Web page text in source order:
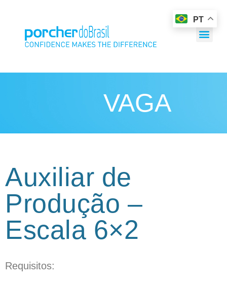
VAGA
Auxiliar de
Produção –
Escala 6×2
Requisitos:
PT